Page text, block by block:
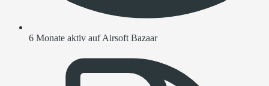
6 Monate aktiv auf Airsoft Bazaar